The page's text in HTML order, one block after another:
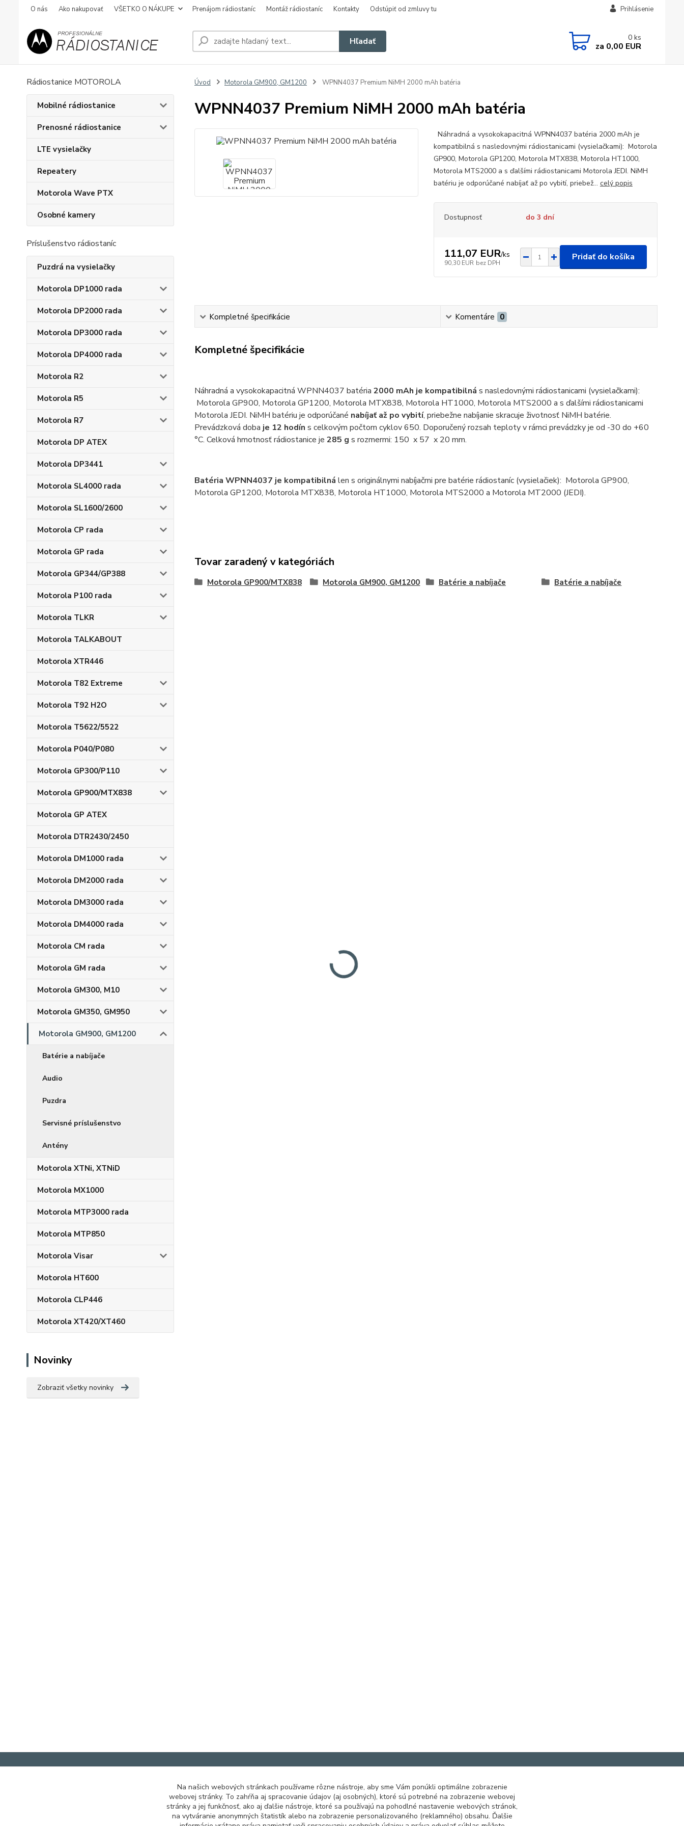
O nás Ako nakupovať VŠETKO O NÁKUPE Prenájom rádiostaníc Montáž rádiostaníc Kontakty Odstúpiť od zmluvy tu Prihlásenie
Hľadať 0 ks
za 0,00 EUR
Rádiostanice MOTOROLA
Mobilné rádiostanice
Prenosné rádiostanice
LTE vysielačky
Repeatery
Motorola Wave PTX
Osobné kamery
Príslušenstvo rádiostaníc
Puzdrá na vysielačky
Motorola DP1000 rada
Motorola DP2000 rada
Motorola DP3000 rada
Motorola DP4000 rada
Motorola R2
Motorola R5
Motorola R7
Motorola DP ATEX
Motorola DP3441
Motorola SL4000 rada
Motorola SL1600/2600
Motorola CP rada
Motorola GP rada
Motorola GP344/GP388
Motorola P100 rada
Motorola TLKR
Motorola TALKABOUT
Motorola XTR446
Motorola T82 Extreme
Motorola T92 H2O
Motorola T5622/5522
Motorola P040/P080
Motorola GP300/P110
Motorola GP900/MTX838
Motorola GP ATEX
Motorola DTR2430/2450
Motorola DM1000 rada
Motorola DM2000 rada
Motorola DM3000 rada
Motorola DM4000 rada
Motorola CM rada
Motorola GM rada
Motorola GM300, M10
Motorola GM350, GM950
Motorola GM900, GM1200
Batérie a nabíjače
Audio
Puzdra
Servisné príslušenstvo
Antény
Motorola XTNi, XTNiD
Motorola MX1000
Motorola MTP3000 rada
Motorola MTP850
Motorola Visar
Motorola HT600
Motorola CLP446
Motorola XT420/XT460
Novinky
Zobraziť všetky novinky
Úvod Motorola GM900, GM1200 WPNN4037 Premium NiMH 2000 mAh batéria
WPNN4037 Premium NiMH 2000 mAh batéria
Náhradná a vysokokapacitná WPNN4037 batéria 2000 mAh je
kompatibilná s nasledovnými rádiostanicami (vysielačkami): Motorola
GP900, Motorola GP1200, Motorola MTX838, Motorola HT1000,
Motorola MTS2000 a s ďalšími rádiostanicami Motorola JEDI. NiMH
batériu je odporúčané nabíjať až po vybití, priebež... celý popis
Dostupnosť do 3 dní
111,07 EUR/ks
90,30 EUR bez DPH
Pridať do košíka
Kompletné špecifikácie Komentáre 0
Kompletné špecifikácie
Náhradná a vysokokapacitná WPNN4037 batéria 2000 mAh je kompatibilná s nasledovnými rádiostanicami (vysielačkami):
Motorola GP900, Motorola GP1200, Motorola MTX838, Motorola HT1000, Motorola MTS2000 a s ďalšími rádiostanicami
Motorola JEDI. NiMH batériu je odporúčané nabíjať až po vybití, priebežne nabíjanie skracuje životnosť NiMH batérie.
Prevádzková doba je 12 hodín s celkovým počtom cyklov 650. Doporučený rozsah teploty v rámci prevádzky je od -30 do +60
°C. Celková hmotnosť rádiostanice je 285 g s rozmermi: 150 x 57 x 20 mm.
Batéria WPNN4037 je kompatibilná len s originálnymi nabíjačmi pre batérie rádiostaníc (vysielačiek): Motorola GP900,
Motorola GP1200, Motorola MTX838, Motorola HT1000, Motorola MTS2000 a Motorola MT2000 (JEDI).
Tovar zaradený v kategóriách
Motorola GP900/MTX838 Motorola GM900, GM1200 Batérie a nabíjače Batérie a nabíjače
Na našich webových stránkach používame rôzne nástroje, aby sme Vám ponúkli optimálne zobrazenie
webovej stránky. To zahŕňa aj spracovanie údajov (aj osobných), ktoré sú potrebné na zobrazenie webovej
stránky a jej funkčnosť, ako aj ďalšie nástroje, ktoré sa používajú na pohodlné nastavenie webových stránok,
na vytváranie anonymných štatistík alebo na zobrazenie personalizovaného (reklamného) obsahu. Ďalšie